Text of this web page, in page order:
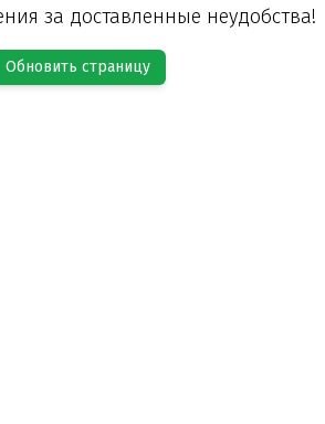
за доставленные неудобства!
Обновить страницу